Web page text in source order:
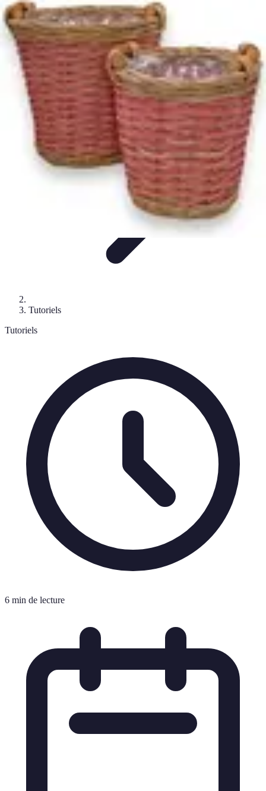
Restauration Meubles Anciens
Conseils et AstucesTechniques de Restauration
RestaurationTutorielsTendances
Restauration Meubles Anciens
Tutoriels
Tutoriels
6 min de lecture